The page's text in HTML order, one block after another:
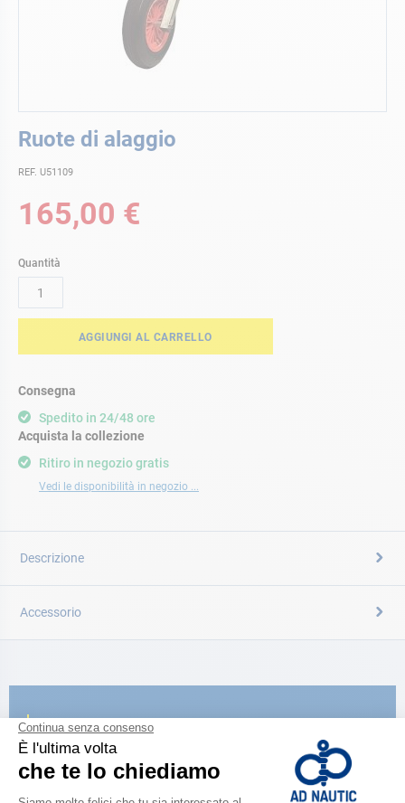
Ruote di alaggio
REF. U51109
165,00 €
Quantità
AGGIUNGI AL CARRELLO
Consegna
Spedito in 24/48 ore
Ritiro in negozio gratis
Vedi le disponibilità in negozio ...
Acquista la collezione
all'inizio
galleria
immagini
Descrizione
Accessorio
CATALOGARE
Scopri la
nuova guida AD 2026